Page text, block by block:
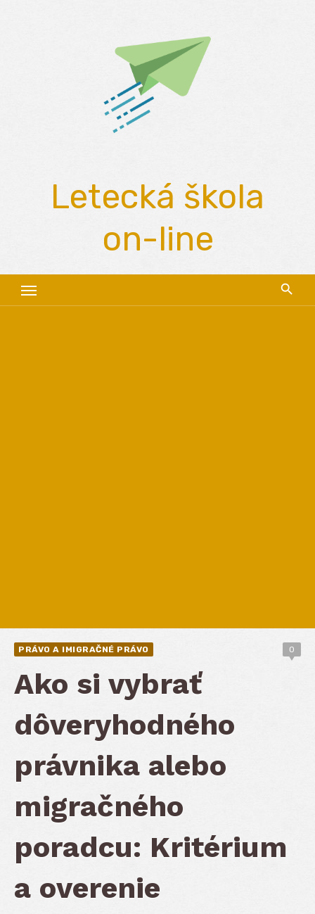
Letecká škola
on-line
PRÁVO A IMIGRAČNÉ PRÁVO 0
Ako si vybrať
dôveryhodného
právnika alebo
migračného
poradcu: Kritérium
a overenie